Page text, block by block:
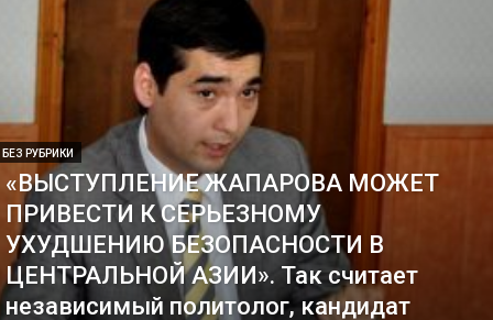
БЕЗ РУБРИКИ
«ВЫСТУПЛЕНИЕ ЖАПАРОВА МОЖЕТ
ПРИВЕСТИ К СЕРЬЕЗНОМУ
УХУДШЕНИЮ БЕЗОПАСНОСТИ В
ЦЕНТРАЛЬНОЙ АЗИИ». Так считает
независимый политолог, кандидат